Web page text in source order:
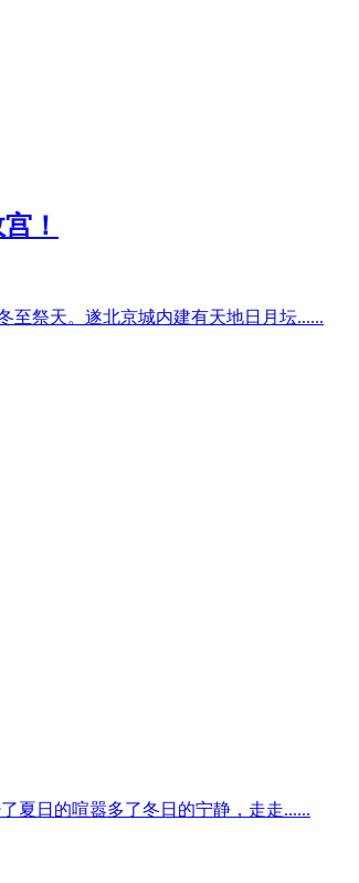
！
至祭天。遂北京城内建有天地日月坛......
夏日的喧嚣多了冬日的宁静，走走......